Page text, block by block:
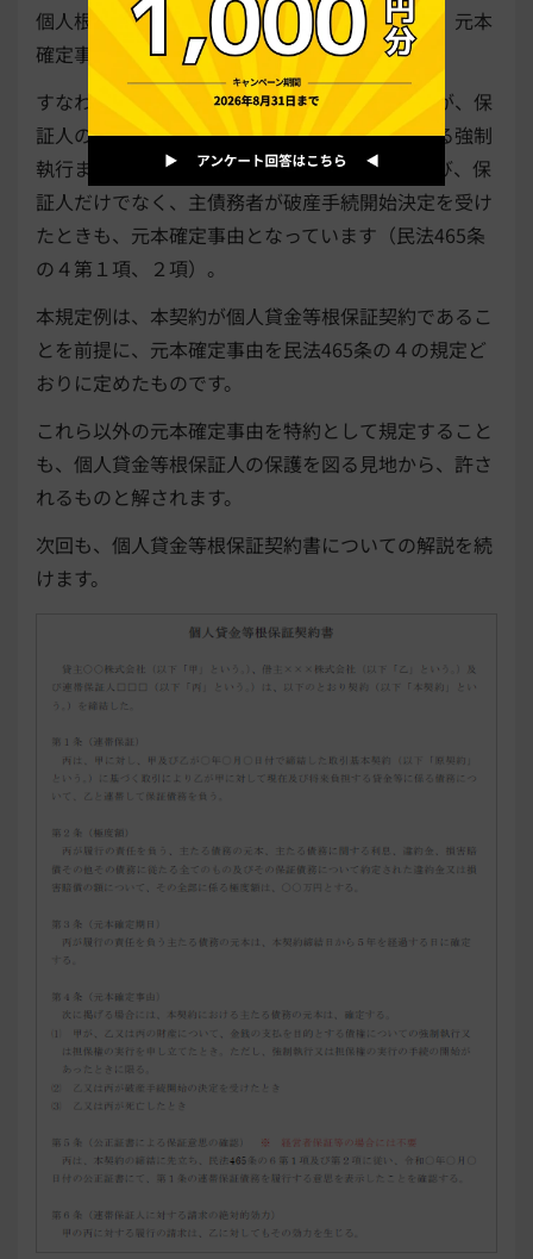
個人根保証契約と個人貸金等根保証契約とでは、元本
確定事由に相違点があります。
すなわち、個人貸金等根保証契約では、債権者が、保
証人の財産だけでなく、主債務者の財産に対する強制
執行または担保権の実行を申し立てたとき、及び、保
証人だけでなく、主債務者が破産手続開始決定を受け
たときも、元本確定事由となっています（民法465条
の４第１項、２項）。
本規定例は、本契約が個人貸金等根保証契約であるこ
とを前提に、元本確定事由を民法465条の４の規定ど
おりに定めたものです。
これら以外の元本確定事由を特約として規定すること
も、個人貸金等根保証人の保護を図る見地から、許さ
れるものと解されます。
次回も、個人貸金等根保証契約書についての解説を続
けます。